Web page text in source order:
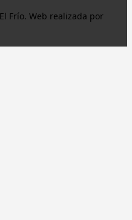
Frío. Web realizada por